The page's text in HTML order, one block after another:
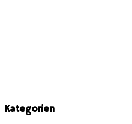
Kategorien